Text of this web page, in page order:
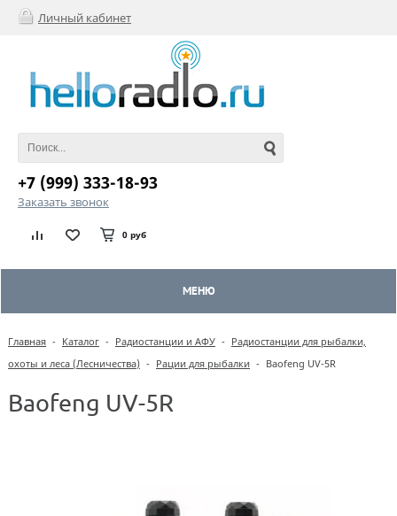
Личный кабинет
+7 (999) 333-18-93
Заказать звонок
0 руб
МЕНЮ
Главная - Каталог - Радиостанции и АФУ - Радиостанции для рыбалки,
охоты и леса (Лесничества) - Рации для рыбалки - Baofeng UV-5R
Baofeng UV-5R